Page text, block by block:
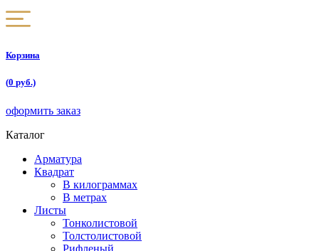
Корзина
(0 руб.)
оформить заказ
Каталог
Арматура
Квадрат
В килограммах
В метрах
Листы
Тонколистовой
Толстолистовой
Рифленый